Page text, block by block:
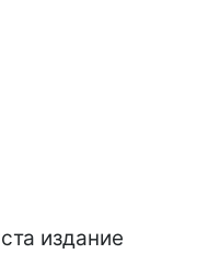
издание